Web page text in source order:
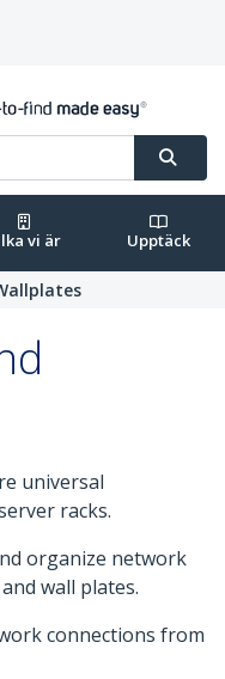
vi är Upptäck
universal
racks.
organize network
wall plates.
connections from